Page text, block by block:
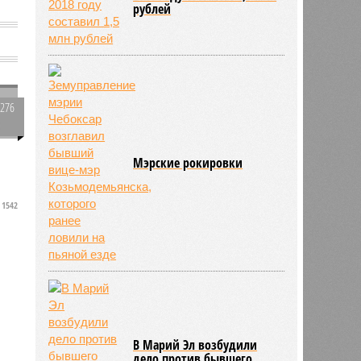
1542
рублей
Мэрские рокировки
В Марий Эл возбудили